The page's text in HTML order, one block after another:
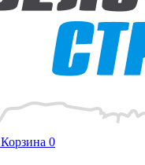
Корзина 0